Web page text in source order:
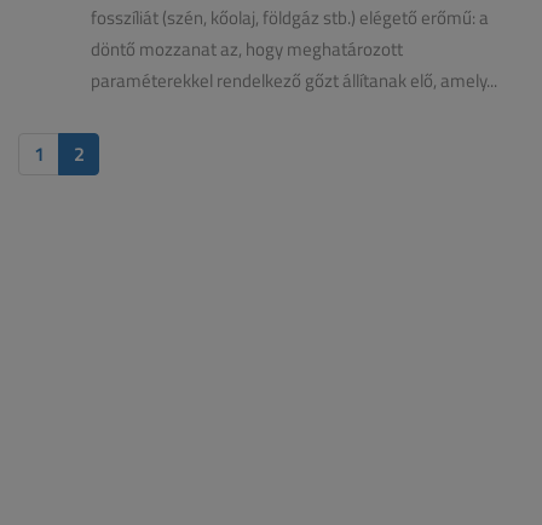
fosszíliát (szén, kőolaj, földgáz stb.) elégető erőmű: a
döntő mozzanat az, hogy meghatározott
paraméterekkel rendelkező gőzt állítanak elő, amely...
1 2